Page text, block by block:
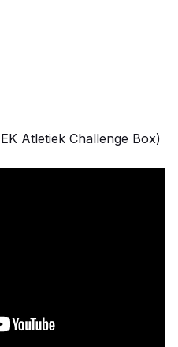
Atletiek Challenge Box)